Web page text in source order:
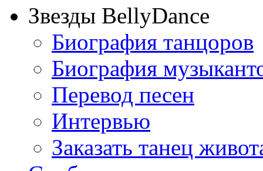
Звезды BellyDance
Биография танцоров
Биография
Перевод песен
Интервью
Заказать танец